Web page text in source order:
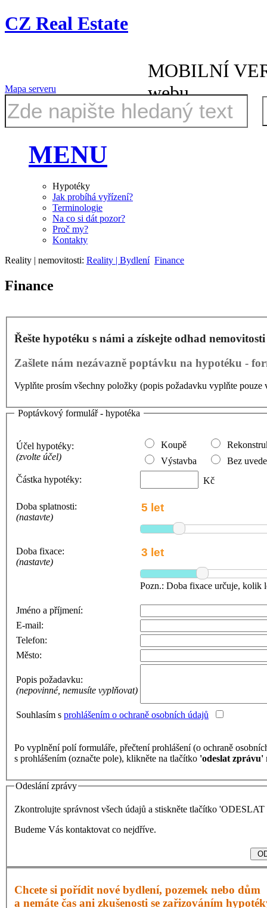
CZ Real Estate
MOBILNÍ
webu
Mapa serveru
MENU
Hypotéky
Jak probíhá vyřízení?
Terminologie
Na co si dát pozor?
Proč my?
Kontakty
Reality | nemovitosti: Reality | Bydlení Finance
Finance
Řešte hypotéku s námi a získejte odhad
Zašlete nám nezávazně poptávku na hypotéku -
Vyplňte prosím všechny položky (popis požadavku vyplňte pouze
Poptávkový formulář - hypotéka
Účel hypotéky:
(zvolte účel)
Koupě
Výstavba
Bez
Částka hypotéky:
Kč
Doba splatnosti:
(nastavte)
Doba fixace:
(nastavte)
Pozn.: Doba fixace určuje, kolik
Jméno a příjmení:
E-mail:
Telefon:
Město:
Popis požadavku:
(nepovinné, nemusíte vyplňovat)
Souhlasím s prohlášením o ochraně osobních údajů
Po vyplnění polí formuláře, přečtení prohlášení (o ochraně
s prohlášením (označte pole), klikněte na tlačítko 'odeslat zprávu'
Odeslání zprávy
Zkontrolujte správnost všech údajů a stiskněte tlačítko
Budeme Vás kontaktovat co nejdříve.
Chcete si pořídit nové bydlení, pozemek nebo dům
a nemáte čas ani zkušenosti se zařizováním